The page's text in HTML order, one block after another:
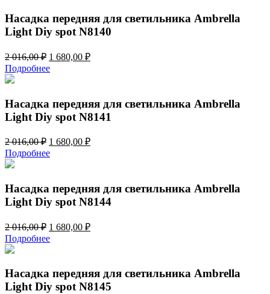
Насадка передняя для светильника Ambrella
Light Diy spot N8140
2 016,00₽ Первоначальная
цена
составляла
1 680,00 ₽Текущая
Подробнее
Насадка передняя для светильника Ambrella
Light Diy spot N8141
2 016,00₽ Первоначальная
цена
составляла
1 680,00 ₽Текущая
Подробнее
Насадка передняя для светильника Ambrella
Light Diy spot N8144
2 016,00₽ Первоначальная
цена
составляла
016,00 ₽.
1 680,00 ₽Текущая
Подробнее
Насадка передняя для светильника Ambrella
Light Diy spot N8145